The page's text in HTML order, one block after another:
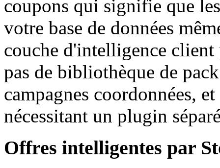
coupons qui signifie que
votre base de données
couche d'intelligence
pas de bibliothèque de
campagnes coordonnées,
nécessitant un plugin
Offres intelligentes par